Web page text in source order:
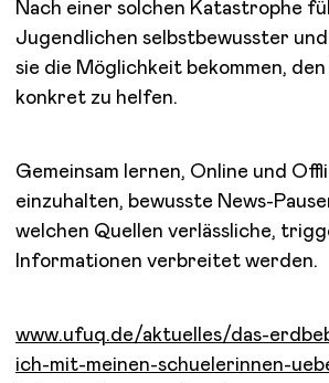
Nach einer solchen Katastrophe
Jugendlichen selbstbewusster
sie die Möglichkeit bekommen,
konkret zu helfen.
Gemeinsam lernen, Online und
einzuhalten, bewusste News-
welchen Quellen verlässliche,
Informationen verbreitet werden.
www.ufuq.de/aktuelles/das-
ich-mit-meinen-schuelerinnen-